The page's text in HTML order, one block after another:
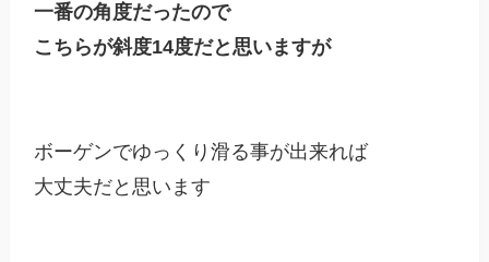
一番の角度だったので
こちらが斜度14度だと思いますが
ボーゲンでゆっくり滑る事が出来れば
大丈夫だと思います